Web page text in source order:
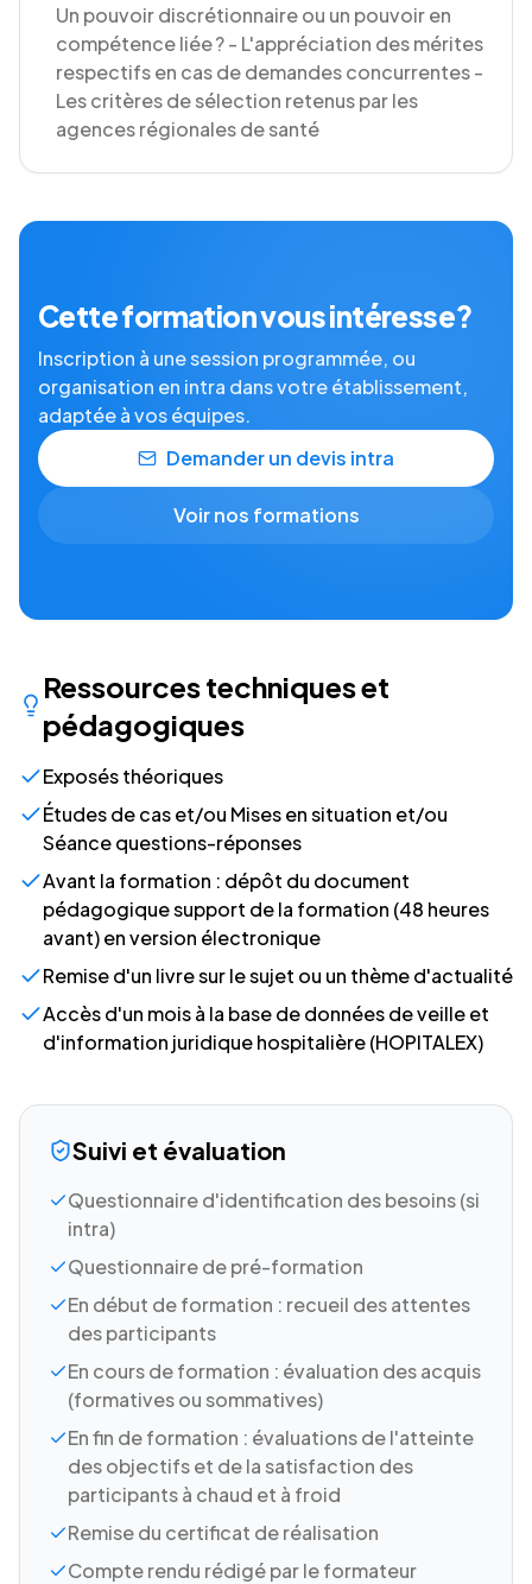
Un pouvoir discrétionnaire ou un pouvoir en
compétence liée ? - L'appréciation des mérites
respectifs en cas de demandes concurrentes -
Les critères de sélection retenus par les
agences régionales de santé
Cette formation vous intéresse ?
Inscription à une session programmée, ou
organisation en intra dans votre établissement,
adaptée à vos équipes.
Demander un devis intra
Voir nos formations
Ressources techniques et
pédagogiques
Exposés théoriques
Études de cas et/ou Mises en situation et/ou
Séance questions-réponses
Avant la formation : dépôt du document
pédagogique support de la formation (48 heures
avant) en version électronique
Remise d'un livre sur le sujet ou un thème d'actualité
Accès d'un mois à la base de données de veille et
d'information juridique hospitalière (HOPITALEX)
Suivi et évaluation
Questionnaire d'identification des besoins (si
intra)
Questionnaire de pré-formation
En début de formation : recueil des attentes
des participants
En cours de formation : évaluation des acquis
(formatives ou sommatives)
En fin de formation : évaluations de l'atteinte
des objectifs et de la satisfaction des
participants à chaud et à froid
Remise du certificat de réalisation
Compte rendu rédigé par le formateur